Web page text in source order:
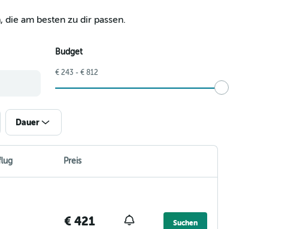
am besten zu dir passen.
Budget
€ 243 - € 812
Dauer
Preis
€ 421 Suchen